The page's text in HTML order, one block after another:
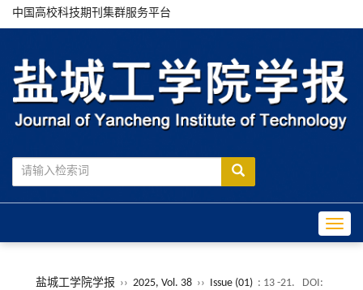
中国高校科技期刊集群服务平台
盐城工学院学报 ›› 2025, Vol. 38 ›› Issue (01) : 13 -21.
DOI: